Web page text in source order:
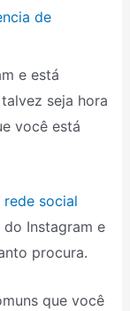
de
e está
seja hora
você está
rede social
Instagram e
procura.
que você